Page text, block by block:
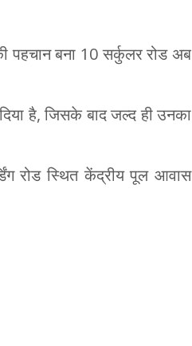
पहचान बना 10 सर्कुलर रोड अब
है, जिसके बाद जल्द ही उनका
रोड स्थित केंद्रीय पूल आवास